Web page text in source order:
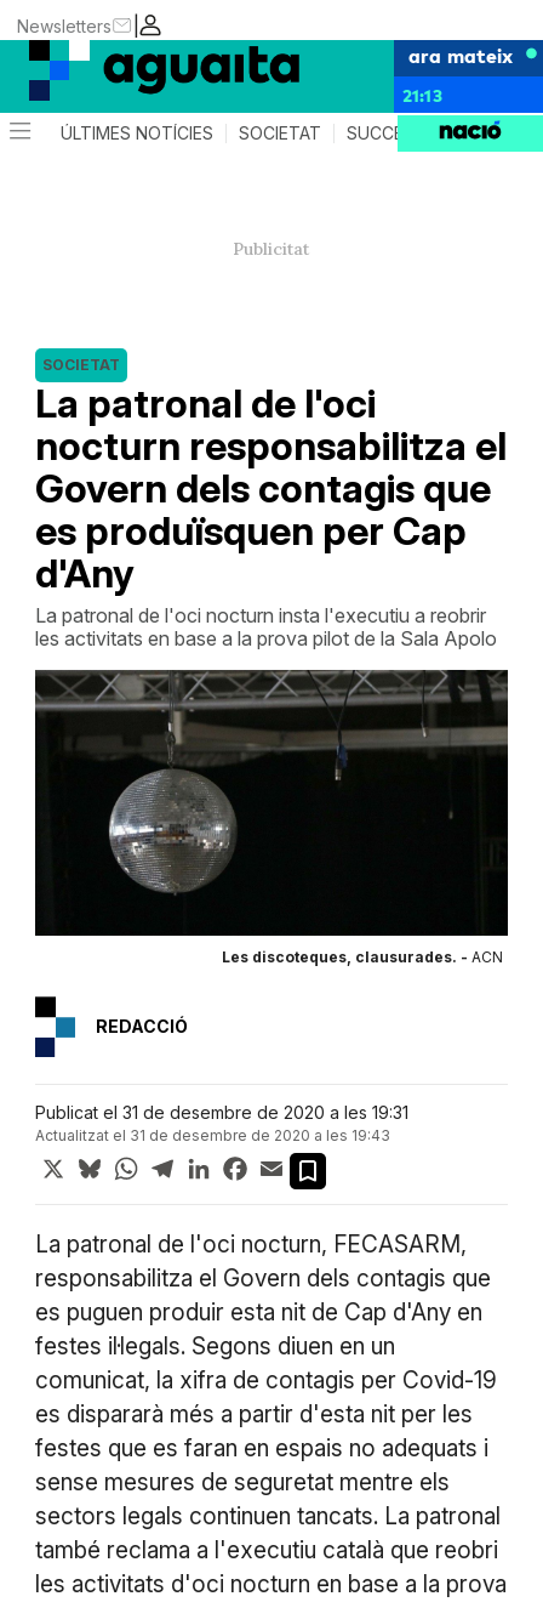
|
Newsletters
ara mateix
21:13
ÚLTIMES NOTÍCIES SOCIETAT SUCCESSOS AGENDA
La patronal de l'oci
nocturn responsabilitza el
Govern dels contagis que
es produïsquen per Cap
d'Any
SOCIETAT
La patronal de l'oci nocturn insta l'executiu a reobrir
les activitats en base a la prova pilot de la Sala Apolo
Les discoteques, clausurades. - ACN
REDACCIÓ
Publicat el 31 de desembre de 2020 a les 19:31
Actualitzat el 31 de desembre de 2020 a les 19:43
X BlueskyWhatsApp
TelegramLinkedInFacebook
Email
La patronal de l'oci nocturn, FECASARM,
responsabilitza el Govern dels contagis que
es puguen produir esta nit de Cap d'Any en
festes il·legals. Segons diuen en un
comunicat, la xifra de contagis per Covid-19
es dispararà més a partir d'esta nit per les
festes que es faran en espais no adequats i
sense mesures de seguretat mentre els
sectors legals continuen tancats. La patronal
també reclama a l'executiu català que reobri
les activitats d'oci nocturn en base a la prova